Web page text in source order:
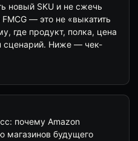
новый SKU и не сжечь
— это не «выкатить
где продукт, полка, цена
сценарий. Ниже — чек-
почему Amazon
магазинов будущего